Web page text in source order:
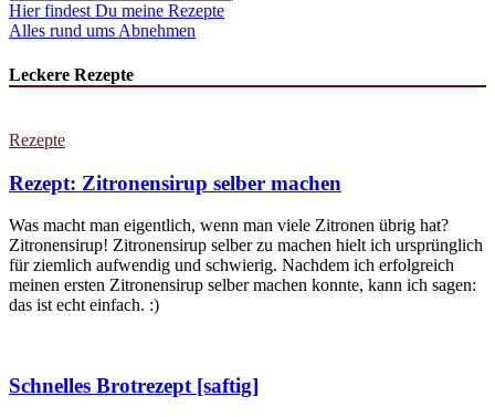
Hier findest Du meine Rezepte
Alles rund ums Abnehmen
Leckere Rezepte
Rezepte
Rezept: Zitronensirup selber machen
Was macht man eigentlich, wenn man viele Zitronen übrig hat?
Zitronensirup! Zitronensirup selber zu machen hielt ich ursprünglich
für ziemlich aufwendig und schwierig. Nachdem ich erfolgreich
meinen ersten Zitronensirup selber machen konnte, kann ich sagen:
das ist echt einfach. :)
Schnelles Brotrezept [saftig]